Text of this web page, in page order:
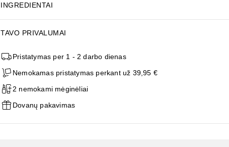
INGREDIENTAI
TAVO PRIVALUMAI
Pristatymas per 1 - 2 darbo dienas
Nemokamas pristatymas perkant už 39,95 €
2 nemokami mėginėliai
Dovanų pakavimas